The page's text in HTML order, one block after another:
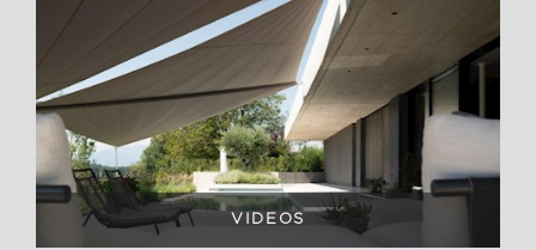
VIDEOS